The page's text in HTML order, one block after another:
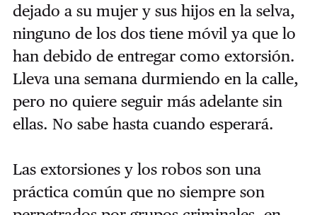
dejado a su mujer y sus hijos en la selva,
ninguno de los dos tiene móvil ya que lo
han debido de entregar como extorsión.
Lleva una semana durmiendo en la calle,
pero no quiere seguir más adelante sin
ellas. No sabe hasta cuando esperará.
Las extorsiones y los robos son una
práctica común que no siempre son